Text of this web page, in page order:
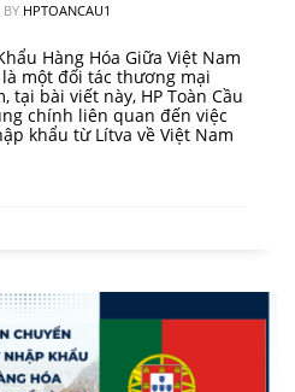
BY HPTOANCAU1
Hàng Hóa Giữa Việt Nam
một đối tác thương mại
tại bài viết này, HP Toàn Cầu
chính liên quan đến việc
khẩu từ Lítva về Việt Nam